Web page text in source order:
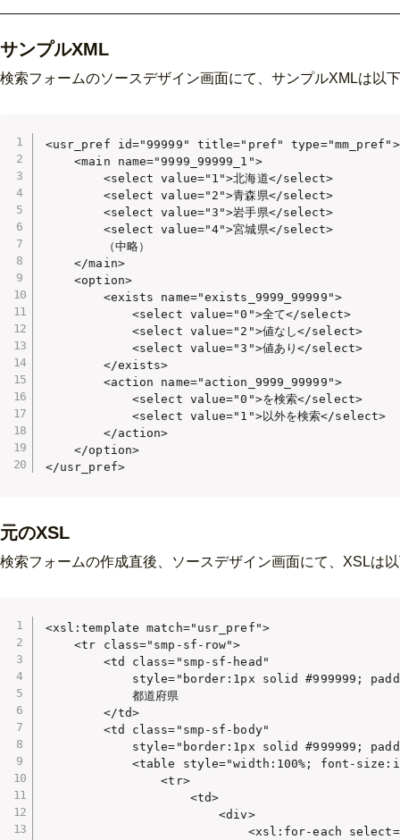
サンプルXML
検索フォームのソースデザイン画面にて、サンプルXMLは以
<usr_pref id="99999" title="pref" type="mm_pref">
<main name="9999_99999_1">
<select value="1">北海道</select>
<select value="2">青森県</select>
<select value="3">岩手県</select>
<select value="4">宮城県</select>
（中略）
</main>
<option>
<exists name="exists_9999_99999">
<select value="0">全て</select>
<select value="2">値なし</select>
<select value="3">値あり</select>
</exists>
<action name="action_9999_99999">
<select value="0">を検索</select>
<select value="1">以外を検索</select>
</action>
</option>
</usr_pref>
元のXSL
検索フォームの作成直後、ソースデザイン画面にて、XSLは
<xsl:template match="usr_pref">
<tr class="smp-sf-row">
<td class="smp-sf-head"
style="border:1px solid #999999;
都道府県
</td>
<td class="smp-sf-body"
style="border:1px solid #999999;
<table style="width:100%; font-
<tr>
<td>
<div>
<xsl:for-each